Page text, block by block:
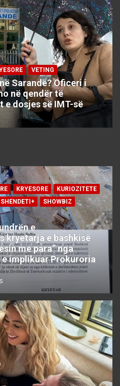
VETING
Sarandë? Oficeri i
në qendër të
e dosjes së IMT-së
KRYESORE
KURIOZITETE
SHENDETI+
SHOWBIZ
e
kryetarja e bashkisë
me para” nga
e implikuar Prokuroria